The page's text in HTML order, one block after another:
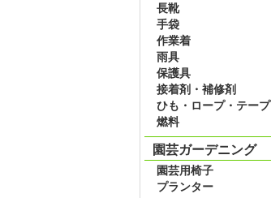
長靴
手袋
作業着
雨具
保護具
接着剤・補修剤
ひも・ロープ・テープ
燃料
園芸ガーデニング
園芸用椅子
プランター